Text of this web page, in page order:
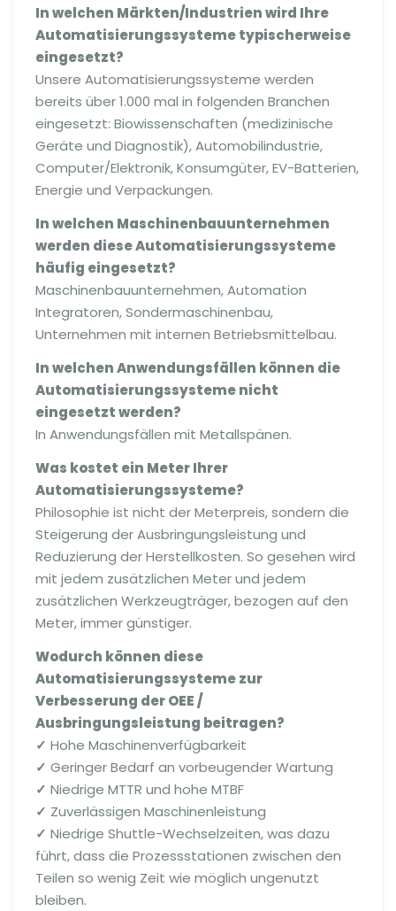
In welchen Märkten/Industrien wird Ihre
Automatisierungssysteme typischerweise
eingesetzt?
Unsere Automatisierungssysteme werden
bereits über 1.000 mal in folgenden Branchen
eingesetzt: Biowissenschaften (medizinische
Geräte und Diagnostik), Automobilindustrie,
Computer/Elektronik, Konsumgüter, EV-Batterien,
Energie und Verpackungen.
In welchen Maschinenbauunternehmen
werden diese Automatisierungssysteme
häufig eingesetzt?
Maschinenbauunternehmen, Automation
Integratoren, Sondermaschinenbau,
Unternehmen mit internen Betriebsmittelbau.
In welchen Anwendungsfällen können die
Automatisierungssysteme nicht
eingesetzt werden?
In Anwendungsfällen mit Metallspänen.
Was kostet ein Meter Ihrer
Automatisierungssysteme?
Philosophie ist nicht der Meterpreis, sondern die
Steigerung der Ausbringungsleistung und
Reduzierung der Herstellkosten. So gesehen wird
mit jedem zusätzlichen Meter und jedem
zusätzlichen Werkzeugträger, bezogen auf den
Meter, immer günstiger.
Wodurch können diese
Automatisierungssysteme zur
Verbesserung der OEE /
Ausbringungsleistung beitragen?
✓ Hohe Maschinenverfügbarkeit
✓ Geringer Bedarf an vorbeugender Wartung
✓ Niedrige MTTR und hohe MTBF
✓ Zuverlässigen Maschinenleistung
✓ Niedrige Shuttle-Wechselzeiten, was dazu
führt, dass die Prozessstationen zwischen den
Teilen so wenig Zeit wie möglich ungenutzt
bleiben.